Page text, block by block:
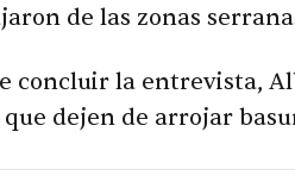
de las zonas
concluir la entrevista,
dejen de arrojar